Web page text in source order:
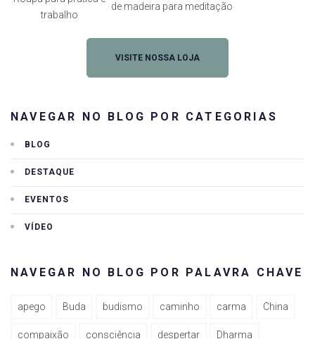
trabalho
de madeira para meditação
VISITE NOSSA LOJA
NAVEGAR NO BLOG POR CATEGORIAS
BLOG
DESTAQUE
EVENTOS
VÍDEO
NAVEGAR NO BLOG POR PALAVRA CHAVE
apego Buda budismo caminho carma China
compaixão consciência despertar Dharma